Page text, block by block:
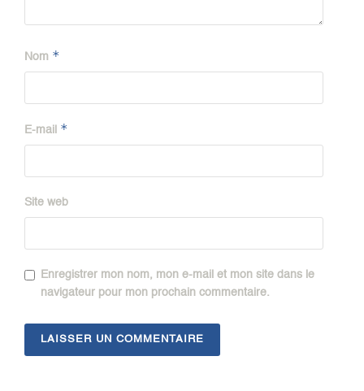
Nom *
E-mail *
Site web
Enregistrer mon nom, mon e-mail et mon site dans le
navigateur pour mon prochain commentaire.